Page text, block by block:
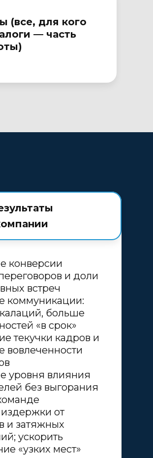
(все, для кого
— часть
конверсии
и доли
встреч
коммуникации:
больше
«в срок»
текучки кадров и
вовлеченности
уровня влияния
без выгорания
от
и затяжных
ускорить
«узких мест»